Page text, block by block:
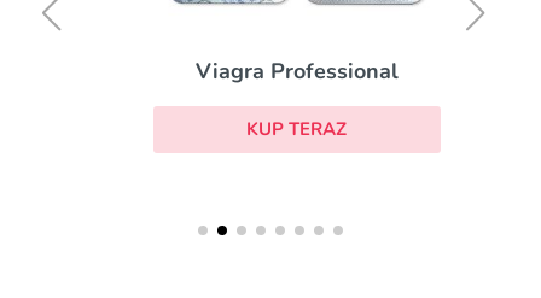
Viagra Professional
KUP TERAZ